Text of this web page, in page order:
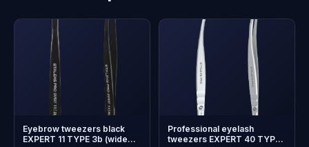
Eyebrow tweezers black
EXPERT 11 TYPE 3b (wide
Professional eyelash
tweezers EXPERT 40 TYPE